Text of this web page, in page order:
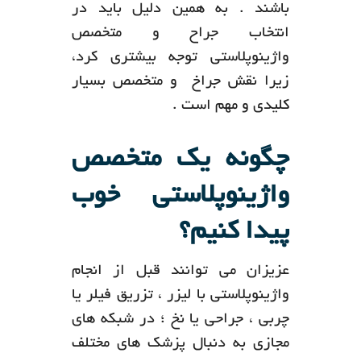
باشند . به همین دلیل باید در
انتخاب جراح و متخصص
واژینوپلاستی توجه بیشتری کرد،
زیرا نقش جراخ و متخصص بسیار
کلیدی و مهم است .
چگونه یک متخصص
واژینوپلاستی خوب
پیدا کنیم؟
عزیزان می توانند قبل از انجام
واژینوپلاستی با لیزر ، تزریق فیلر یا
چربی ، جراحی یا نخ ؛ در شبکه های
مجازی به دنبال پزشک های مختلف